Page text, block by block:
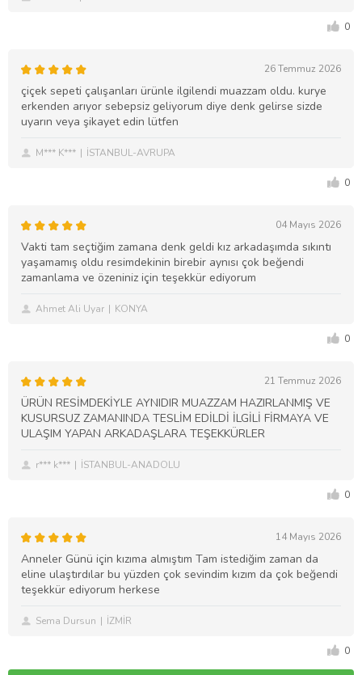
0
26 Temmuz 2026
çiçek sepeti çalışanları ürünle ilgilendi muazzam oldu. kurye
erkenden arıyor sebepsiz geliyorum diye denk gelirse sizde
uyarın veya şikayet edin lütfen
M*** K*** İSTANBUL-AVRUPA
0
04 Mayıs 2026
Vakti tam seçtiğim zamana denk geldi kız arkadaşımda sıkıntı
yaşamamış oldu resimdekinin birebir aynısı çok beğendi
zamanlama ve özeniniz için teşekkür ediyorum
Ahmet Ali Uyar KONYA
0
21 Temmuz 2026
ÜRÜN RESİMDEKİYLE AYNIDIR MUAZZAM HAZIRLANMIŞ VE
KUSURSUZ ZAMANINDA TESLİM EDİLDİ İLGİLİ FİRMAYA VE
ULAŞIM YAPAN ARKADAŞLARA TEŞEKKÜRLER
r*** k*** İSTANBUL-ANADOLU
0
14 Mayıs 2026
Anneler Günü için kızıma almıştım Tam istediğim zaman da
eline ulaştırdılar bu yüzden çok sevindim kızım da çok beğendi
teşekkür ediyorum herkese
Sema Dursun İZMİR
0